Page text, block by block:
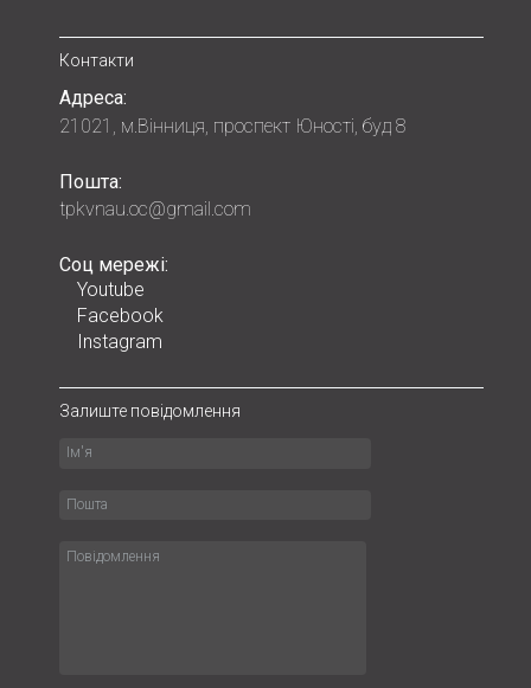
Контакти
Адреса:
21021, м.Вінниця, проспект Юності, буд 8
Пошта:
tpkvnau.oc@gmail.com
Соц мережі:
Youtube
Facebook
Instagram
Залиште повідомлення